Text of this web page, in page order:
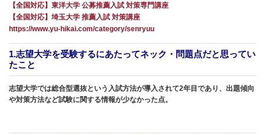
【全国対応】東洋大学 公募推薦入試 対策専門講座
【全国対応】埼玉大学 推薦入試 対策講座
https://www.yu-hikai.com/category/senryuu
1.志望大学を受験するにあたってネック・問題点だと思ってい
たこと
志望大学では総合型選抜という入試方法が導入されて2年目であり、出題傾向
や対策方法など試験に関する情報が少なかった点。